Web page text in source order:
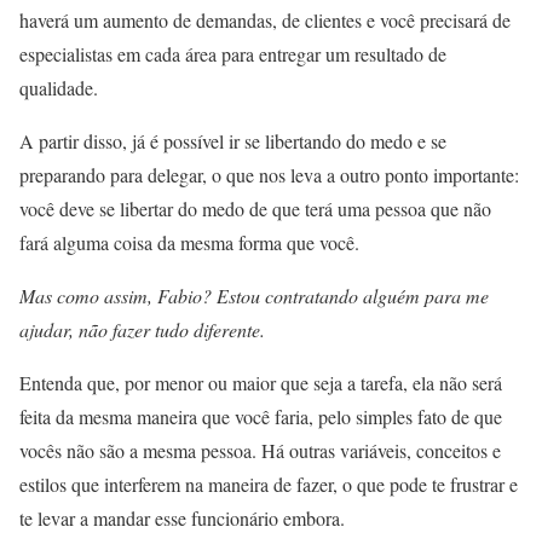
haverá um aumento de demandas, de clientes e você precisará de
especialistas em cada área para entregar um resultado de
qualidade.
A partir disso, já é possível ir se libertando do medo e se
preparando para delegar, o que nos leva a outro ponto importante:
você deve se libertar do medo de que terá uma pessoa que não
fará alguma coisa da mesma forma que você.
Mas como assim, Fabio? Estou contratando alguém para me
ajudar, não fazer tudo diferente.
Entenda que, por menor ou maior que seja a tarefa, ela não será
feita da mesma maneira que você faria, pelo simples fato de que
vocês não são a mesma pessoa. Há outras variáveis, conceitos e
estilos que interferem na maneira de fazer, o que pode te frustrar e
te levar a mandar esse funcionário embora.